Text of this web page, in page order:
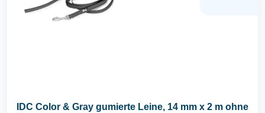
IDC Color & Gray gumierte Leine, 14 mm x 2 m ohne